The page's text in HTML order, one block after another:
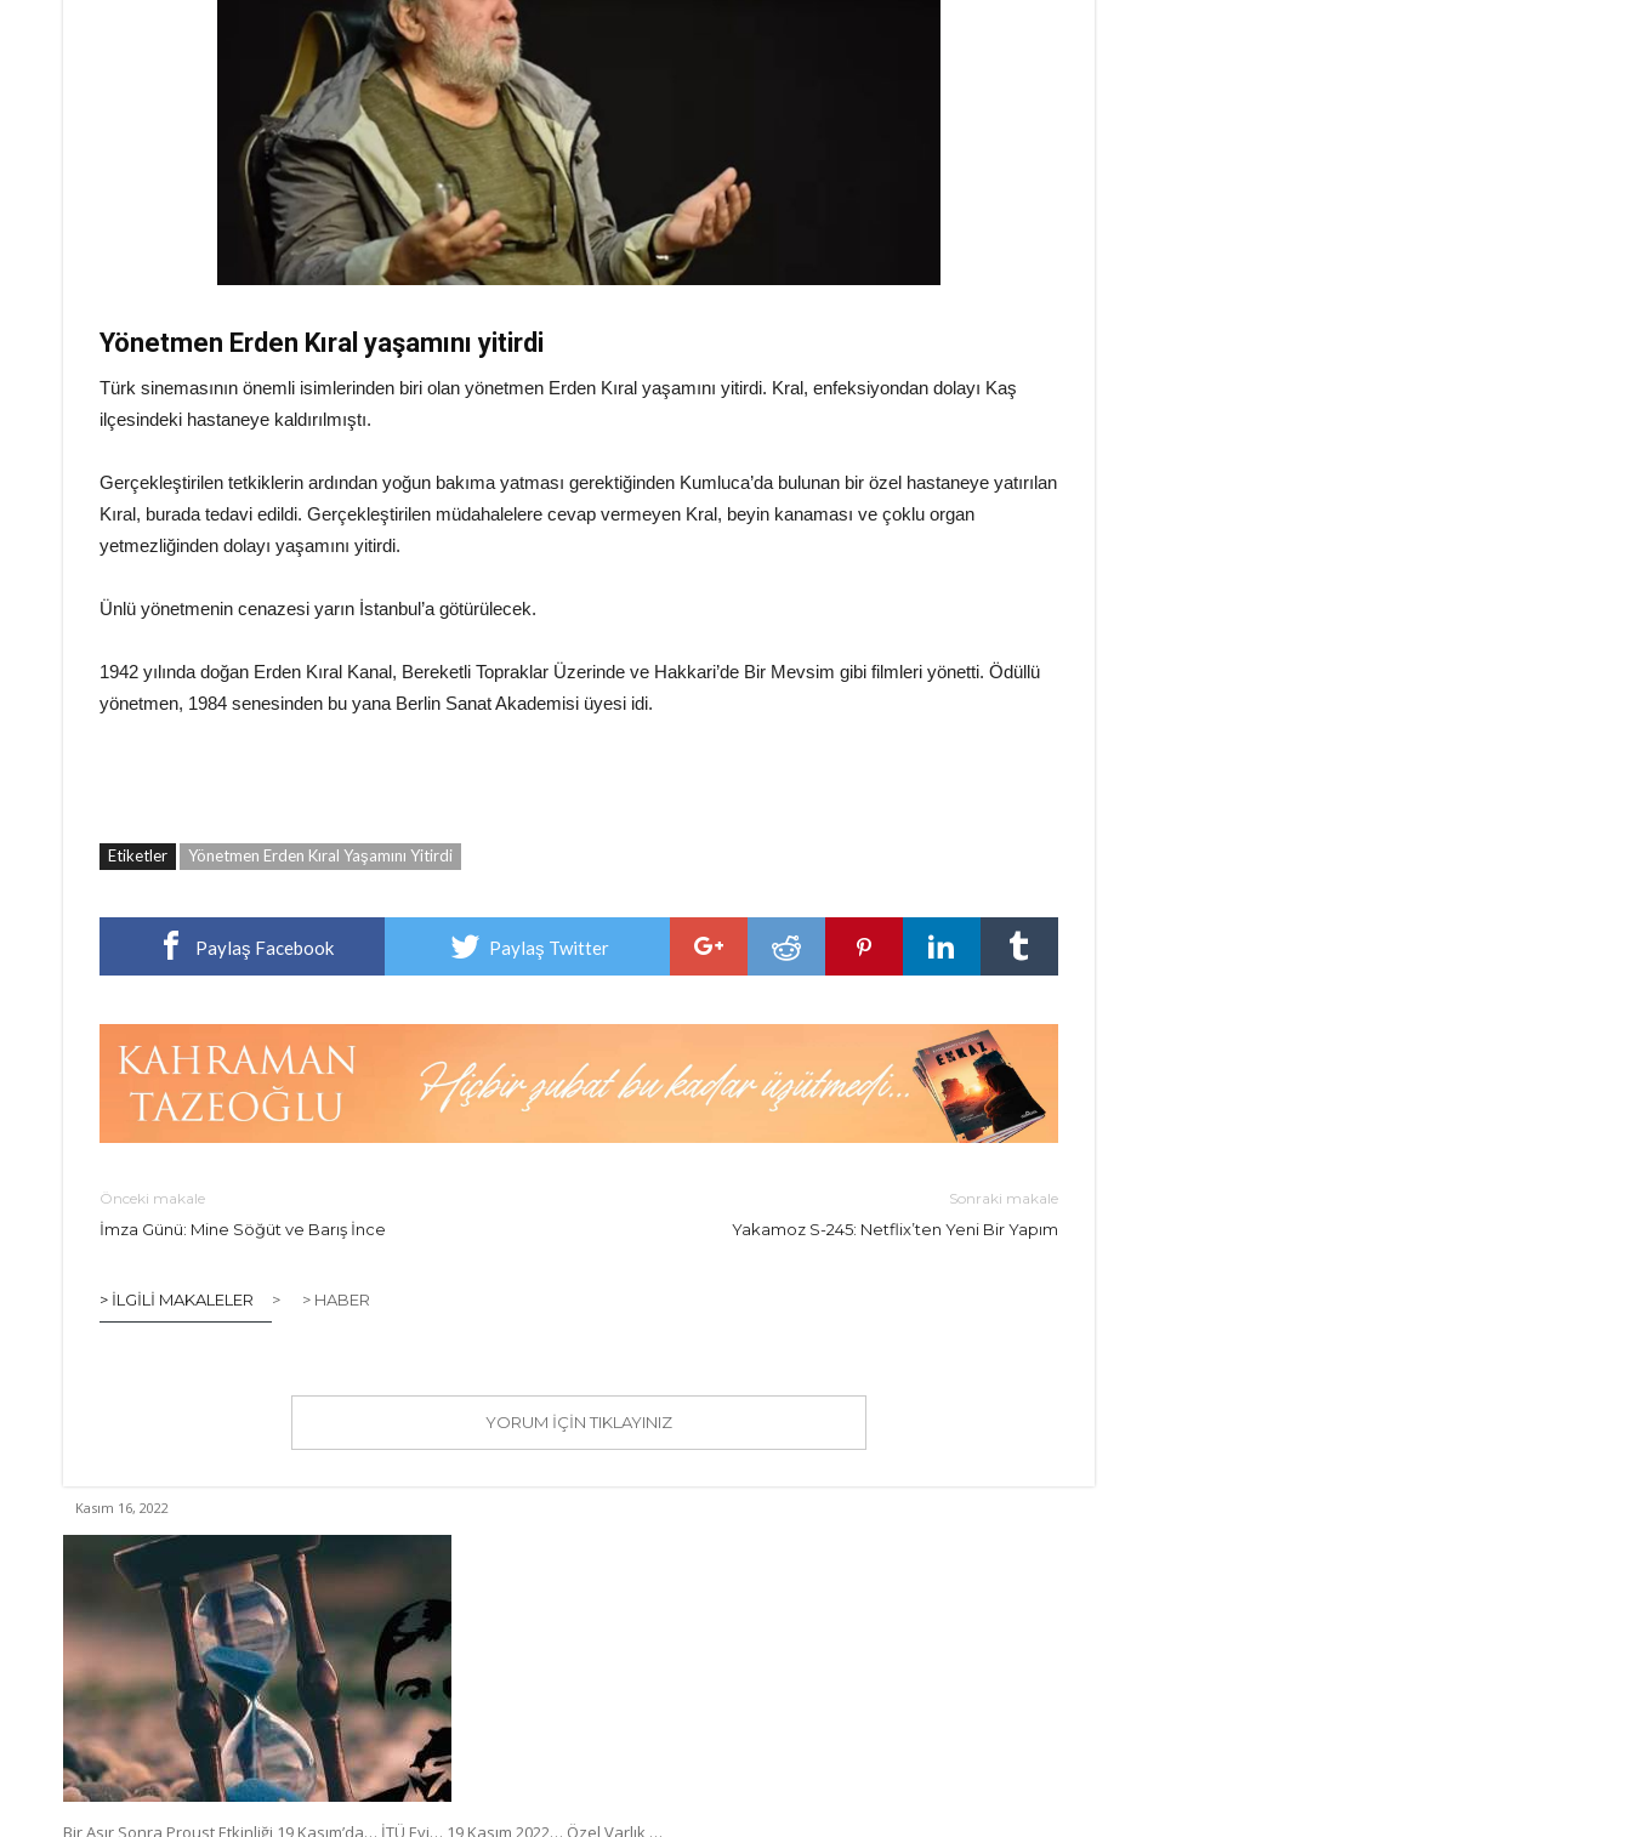
Yönetmen Erden Kıral yaşamını yitirdi
Türk sinemasının önemli isimlerinden biri olan yönetmen Erden Kıral yaşamını yitirdi. Kral, enfeksiyondan dolayı Kaş
ilçesindeki hastaneye kaldırılmıştı.
Gerçekleştirilen tetkiklerin ardından yoğun bakıma yatması gerektiğinden Kumluca’da bulunan bir özel hastaneye yatırılan
Kıral, burada tedavi edildi. Gerçekleştirilen müdahalelere cevap vermeyen Kral, beyin kanaması ve çoklu organ
yetmezliğinden dolayı yaşamını yitirdi.
Ünlü yönetmenin cenazesi yarın İstanbul’a götürülecek.
1942 yılında doğan Erden Kıral Kanal, Bereketli Topraklar Üzerinde ve Hakkari’de Bir Mevsim gibi filmleri yönetti. Ödüllü
yönetmen, 1984 senesinden bu yana Berlin Sanat Akademisi üyesi idi.
Etiketler Yönetmen Erden Kıral Yaşamını Yitirdi
Paylaş Facebook Paylaş Twitter
Önceki makale
İmza Günü: Mine Söğüt ve Barış İnce
Sonraki makale
Yakamoz S-245: Netflix’ten Yeni Bir Yapım
> İLGILI MAKALELER > > HABER
YORUM IÇIN TIKLAYINIZ
Kasım 16, 2022
Bir Asır Sonra Proust Etkinliği 19 Kasım’da… İTÜ Evi… 19 Kasım 2022… Özel Varlık …